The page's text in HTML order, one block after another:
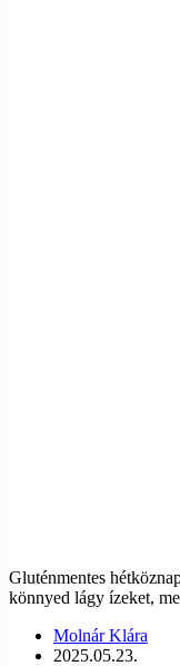
Gluténmentes
könnyed lágy ízeket,
Molnár Klára
2025.05.23.